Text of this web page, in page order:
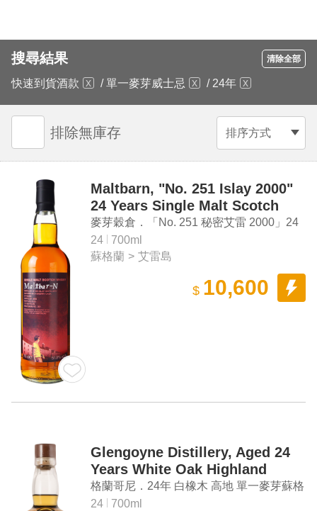
搜尋結果 清除全部
快速到貨酒款 / 單一麥芽威士忌 / 24年
排序方式
排除無庫存
Maltbarn, "No. 251 Islay 2000"
24 Years Single Malt Scotch
Whisky
麥芽穀倉．「No. 251 秘密艾雷 2000」24
年單一麥芽蘇格蘭威士忌
24
700ml
蘇格蘭 > 艾雷島
$ 10,600
Glengoyne Distillery, Aged 24
Years White Oak Highland
Single Malt Scotch Whisky
格蘭哥尼．24年 白橡木 高地 單一麥芽蘇格
蘭威士忌
24
700ml